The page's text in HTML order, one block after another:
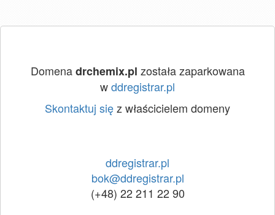
Domenadrchemix.pl została zaparkowana
wddregistrar.pl
Skontaktuj sięz właścicielem domeny
ddregistrar.pl
bok@ddregistrar.pl
(+48) 22 211 22 90